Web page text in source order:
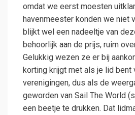
omdat we eerst moesten
havenmeester konden we niet
blijkt wel een nadeeltje van
behoorlijk aan de prijs, ruim
Gelukkig wezen ze er bij
korting krijgt met als je lid bent
verenigingen, dus als de
geworden van Sail The World
een beetje te drukken. Dat